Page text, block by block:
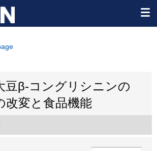
豆β-コングリシニンの
改変と食品機能